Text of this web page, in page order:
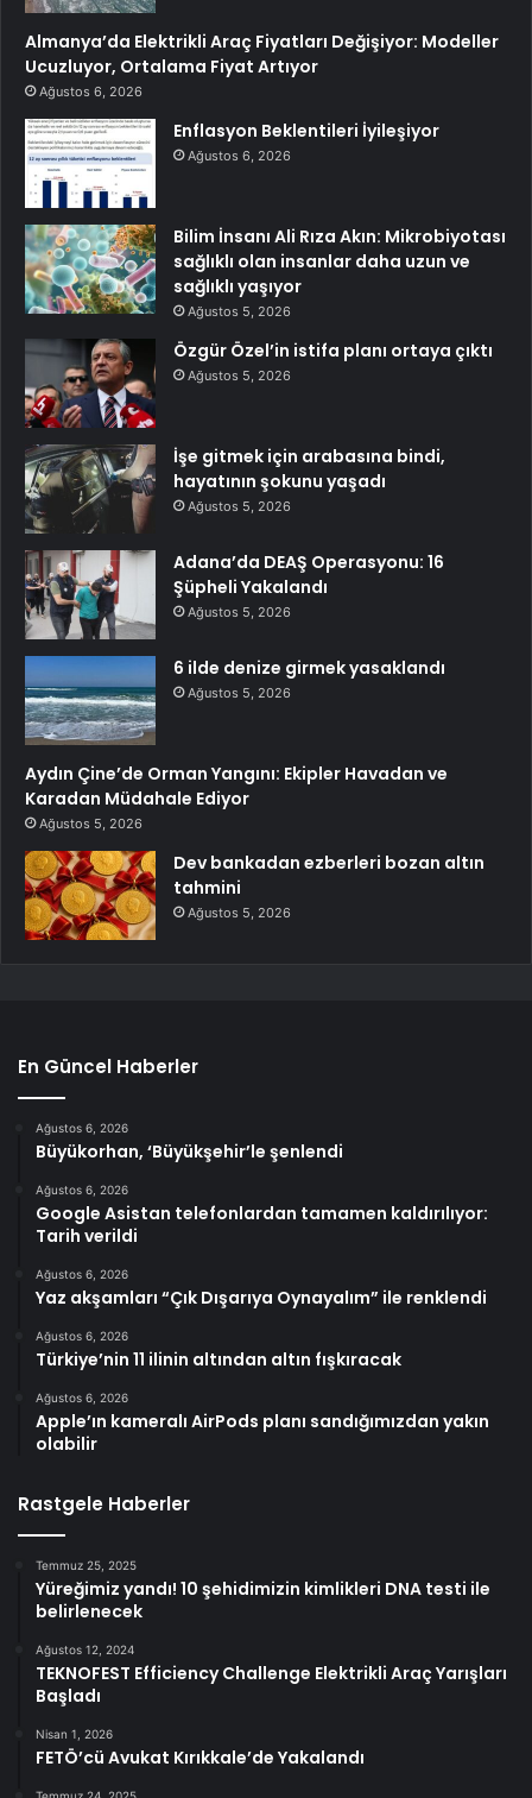
Almanya’da Elektrikli Araç Fiyatları Değişiyor: Modeller
Ucuzluyor, Ortalama Fiyat Artıyor
Ağustos 6, 2026
Enflasyon Beklentileri İyileşiyor
Ağustos 6, 2026
Bilim İnsanı Ali Rıza Akın: Mikrobiyotası
sağlıklı olan insanlar daha uzun ve
sağlıklı yaşıyor
Ağustos 5, 2026
Özgür Özel’in istifa planı ortaya çıktı
Ağustos 5, 2026
İşe gitmek için arabasına bindi,
hayatının şokunu yaşadı
Ağustos 5, 2026
Adana’da DEAŞ Operasyonu: 16
Şüpheli Yakalandı
Ağustos 5, 2026
6 ilde denize girmek yasaklandı
Ağustos 5, 2026
Aydın Çine’de Orman Yangını: Ekipler Havadan ve
Karadan Müdahale Ediyor
Ağustos 5, 2026
Dev bankadan ezberleri bozan altın
tahmini
Ağustos 5, 2026
En Güncel Haberler
Ağustos 6, 2026
Büyükorhan, ‘Büyükşehir’le şenlendi
Ağustos 6, 2026
Google Asistan telefonlardan tamamen kaldırılıyor:
Tarih verildi
Ağustos 6, 2026
Yaz akşamları “Çık Dışarıya Oynayalım” ile renklendi
Ağustos 6, 2026
Türkiye’nin 11 ilinin altından altın fışkıracak
Ağustos 6, 2026
Apple’ın kameralı AirPods planı sandığımızdan yakın
olabilir
Rastgele Haberler
Temmuz 25, 2025
Yüreğimiz yandı! 10 şehidimizin kimlikleri DNA testi ile
belirlenecek
Ağustos 12, 2024
TEKNOFEST Efficiency Challenge Elektrikli Araç Yarışları
Başladı
Nisan 1, 2026
FETÖ’cü Avukat Kırıkkale’de Yakalandı
Temmuz 24, 2025